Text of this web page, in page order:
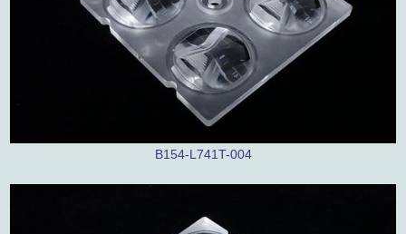
B154-L741T-004